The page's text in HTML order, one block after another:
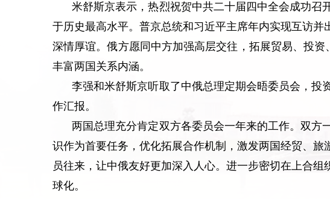
米舒斯京表示，热烈祝贺中共二十届四中全会成功
于历史最高水平。普京总统和习近平主席年内实现互访
深情厚谊。俄方愿同中方加强高层交往，拓展贸易、投
丰富两国关系内涵。
李强和米舒斯京听取了中俄总理定期会晤委员会，
作汇报。
两国总理充分肯定双方各委员会一年来的工作。双
识作为首要任务，优化拓展合作机制，激发两国经贸、
员往来，让中俄友好更加深入人心。进一步密切在上合
球化。